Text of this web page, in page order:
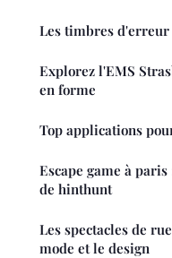
Les timbres d'erreur
Explorez l'EMS
en forme
Top applications
Escape game à
de hinthunt
Les spectacles de
mode et le design